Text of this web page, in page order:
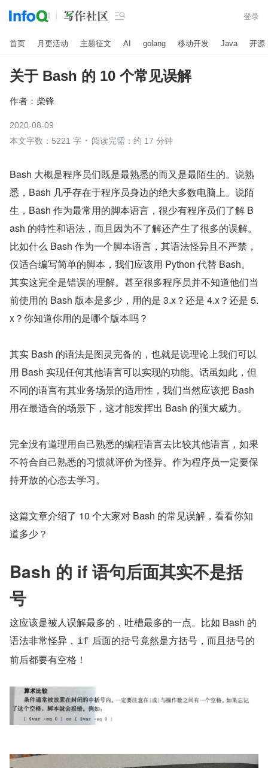
 登录
首页 月更活动 主题征文 AI golang 移动开发 Java 开源
关于 Bash 的 10 个常见误解
作者： 柴锋
2020-08-09
本文字数：5221 字
阅读完需：约 17 分钟
Bash 大概是程序员们既是最熟悉的而又是最陌生的。说熟
悉，Bash 几乎存在于程序员身边的绝大多数电脑上。说陌
生，Bash 作为最常用的脚本语言，很少有程序员们了解 B
ash 的特性和语法，而且因为不了解还产生了很多的误解。
比如什么 Bash 作为一个脚本语言，其语法怪异且不严禁，
仅适合编写简单的脚本，我们应该用 Python 代替 Bash。
其实这完全是错误的理解。甚至很多程序员并不知道他们当
前使用的 Bash 版本是多少，用的是 3.x？还是 4.x？还是 5.
x？你知道你用的是哪个版本吗？
其实 Bash 的语法是图灵完备的，也就是说理论上我们可以
用 Bash 实现任何其他语言可以实现的功能。话虽如此，但
不同的语言有其业务场景的适用性，我们当然应该把 Bash
用在最适合的场景下，这才能发挥出 Bash 的强大威力。
完全没有道理用自己熟悉的编程语言去比较其他语言，如果
不符合自己熟悉的习惯就评价为怪异。作为程序员一定要保
持开放的心态去学习。
这篇文章介绍了 10 个大家对 Bash 的常见误解，看看你知
道多少？
Bash 的 if 语句后面其实不是括
号
这应该是被人误解最多的，吐槽最多的一点。比如 Bash 的
语法非常怪异， if 后面的括号竟然是方括号，而且括号的
前后都要有空格！